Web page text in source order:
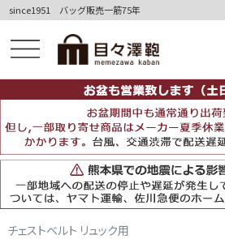
since1951 バッグ販売一筋75年
チェストベルト リュック用